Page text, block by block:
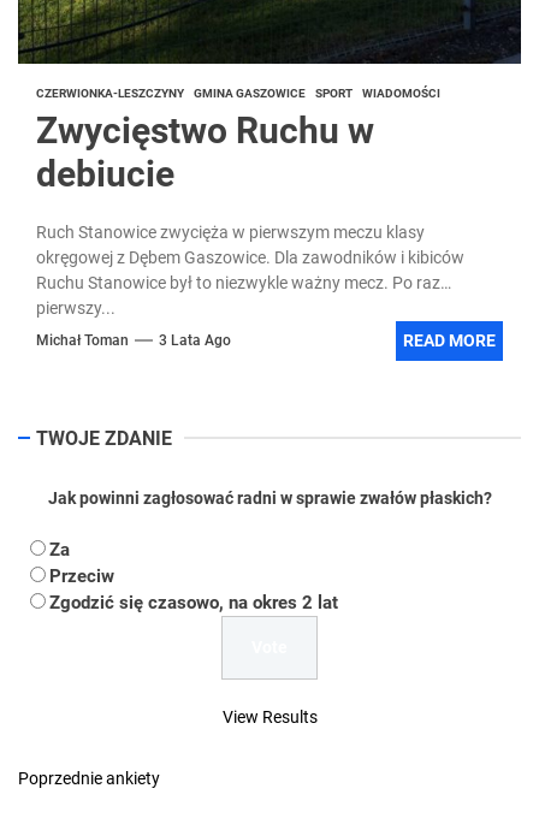
CZERWIONKA-LESZCZYNY GMINA GASZOWICE SPORT WIADOMOŚCI
Zwycięstwo Ruchu w
debiucie
Ruch Stanowice zwycięża w pierwszym meczu klasy
okręgowej z Dębem Gaszowice. Dla zawodników i kibiców
Ruchu Stanowice był to niezwykle ważny mecz. Po raz
pierwszy...
Michał Toman 3 Lata Ago READ MORE
TWOJE ZDANIE
Jak powinni zagłosować radni w sprawie zwałów płaskich?
Za
Przeciw
Zgodzić się czasowo, na okres 2 lat
View Results
Poprzednie ankiety